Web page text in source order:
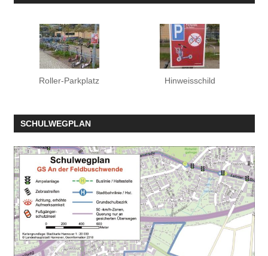
Roller-Parkplatz Hinweisschild
SCHULWEGPLAN